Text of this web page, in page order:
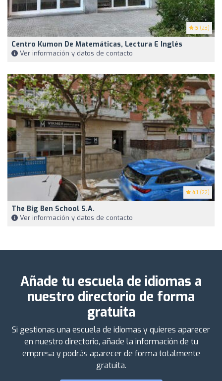
5 (23)
Centro Kumon De Matemáticas, Lectura E Inglés
Ver información y datos de contacto
4.1 (22)
The Big Ben School S.A.
Ver información y datos de contacto
Añade tu escuela de idiomas a
nuestro directorio de forma
gratuita
Si gestionas una escuela de idiomas y quieres aparecer
en nuestro directorio, añade la información de tu
empresa y podrás aparecer de forma totalmente
gratuita.